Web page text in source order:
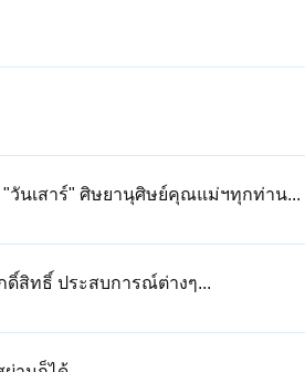
วันเสาร์" ศิษยานุศิษย์คุณแม่ฯทุกท่าน...
ดิ์สิทธิ์ ประสบการณ์ต่างๆ...